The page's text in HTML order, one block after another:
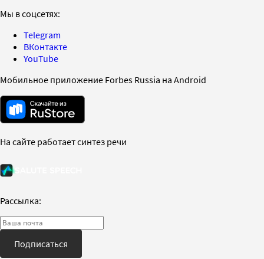
Мы в соцсетях:
Telegram
ВКонтакте
YouTube
Мобильное приложение Forbes Russia на Android
На сайте работает синтез речи
Рассылка:
Подписаться